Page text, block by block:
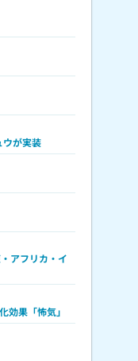
ウが実装
アフリカ・イ
効果「怖気」